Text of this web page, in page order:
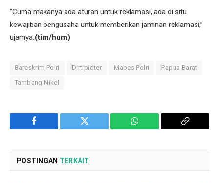
“Cuma makanya ada aturan untuk reklamasi, ada di situ
kewajiban pengusaha untuk memberikan jaminan reklamasi,”
ujarnya.(tim/hum)
Bareskrim Polri Dirtipidter Mabes Polri Papua Barat
Tambang Nikel
Facebook Twitter WhatsApp
Copy
POSTINGAN TERKAIT